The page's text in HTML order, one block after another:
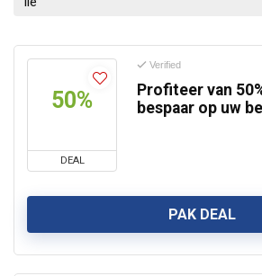
50%
DEAL
Verified
Profiteer van
bespaar op uw
PAK DEAL